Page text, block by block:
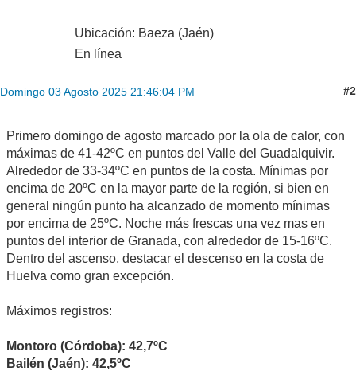
Ubicación: Baeza (Jaén)
En línea
Domingo 03 Agosto 2025 21:46:04 PM #2
Primero domingo de agosto marcado por la ola de calor, con
máximas de 41-42ºC en puntos del Valle del Guadalquivir.
Alrededor de 33-34ºC en puntos de la costa. Mínimas por
encima de 20ºC en la mayor parte de la región, si bien en
general ningún punto ha alcanzado de momento mínimas
por encima de 25ºC. Noche más frescas una vez mas en
puntos del interior de Granada, con alrededor de 15-16ºC.
Dentro del ascenso, destacar el descenso en la costa de
Huelva como gran excepción.
Máximos registros:
Montoro (Córdoba): 42,7ºC
Bailén (Jaén): 42,5ºC